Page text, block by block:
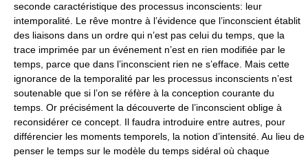
seconde caractéristique des processus inconscients: leur
intemporalité. Le rêve montre à l’évidence que l’inconscient établit
des liaisons dans un ordre qui n’est pas celui du temps, que la
trace imprimée par un événement n’est en rien modifiée par le
temps, parce que dans l’inconscient rien ne s’efface. Mais cette
ignorance de la temporalité par les processus inconscients n’est
soutenable que si l’on se réfère à la conception courante du
temps. Or précisément la découverte de l’inconscient oblige à
reconsidérer ce concept. Il faudra introduire entre autres, pour
différencier les moments temporels, la notion d’intensité. Au lieu de
penser le temps sur le modèle du temps sidéral où chaque